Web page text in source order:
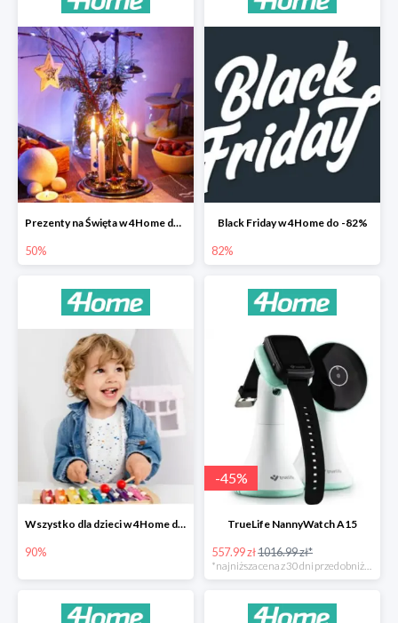
Prezenty na Święta w 4Home do -50%
50%
Black Friday w 4Home do -82%
82%
Wszystko dla dzieci w 4Home do -90%
90%
-45%
TrueLife NannyWatch A15
557.99 zł1016.99 zł*